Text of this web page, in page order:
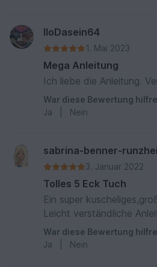
IloDasein64
1. Mai 2023
Mega Anleitung
Ich liebe die Anleitung.
War diese Bewertung
Ja
Nein
sabrina-benner-
3. Januar 2022
Tolles 5 Eck Tuch
Ein super
Leicht verständliche
War diese Bewertung
Ja
Nein